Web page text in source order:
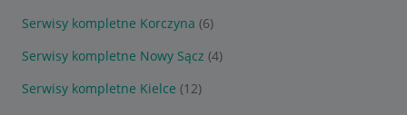
Serwisy kompletne Korczyna (6)
Serwisy kompletne Nowy Sącz (4)
Serwisy kompletne Kielce (12)